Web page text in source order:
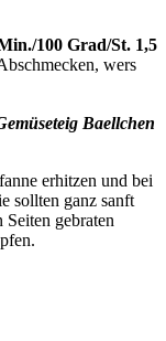
100 Grad/St. 1,5
wers
Baellchen
erhitzen und bei
sollten ganz sanft
gebraten